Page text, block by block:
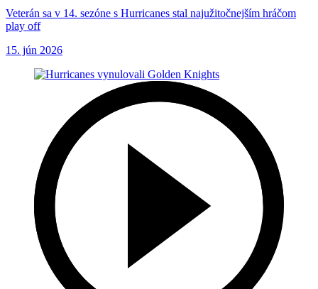
Veterán sa v 14. sezóne s Hurricanes stal najužitočnejším hráčom
play off
15. jún 2026